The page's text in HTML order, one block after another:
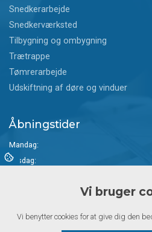
Snedkerarbejde
Snedkerværksted
Tilbygning og ombygning
Trætrappe
Tømrerarbejde
Udskiftning af døre og vinduer
Åbningstider
Mandag:
Tirsdag:
Vi bruger
Vi benytter cookies for at give dig den